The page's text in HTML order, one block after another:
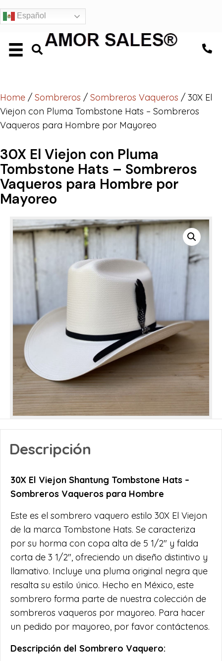
Español
Home / Sombreros / Sombreros Vaqueros / 30X El
Viejon con Pluma Tombstone Hats – Sombreros
Vaqueros para Hombre por Mayoreo
30X El Viejon con Pluma
Tombstone Hats – Sombreros
Vaqueros para Hombre por
Mayoreo
Descripción
30X El Viejon Shantung Tombstone Hats –
Sombreros Vaqueros para Hombre
Este es el sombrero vaquero estilo 30X El Viejon
de la marca Tombstone Hats. Se caracteriza
por su horma con copa alta de 5 1/2″ y falda
corta de 3 1/2″, ofreciendo un diseño distintivo y
llamativo. Incluye una pluma original negra que
resalta su estilo único. Hecho en México, este
sombrero forma parte de nuestra colección de
sombreros vaqueros por mayoreo. Para hacer
un pedido por mayoreo, por favor contáctenos.
Descripción del Sombrero Vaquero: